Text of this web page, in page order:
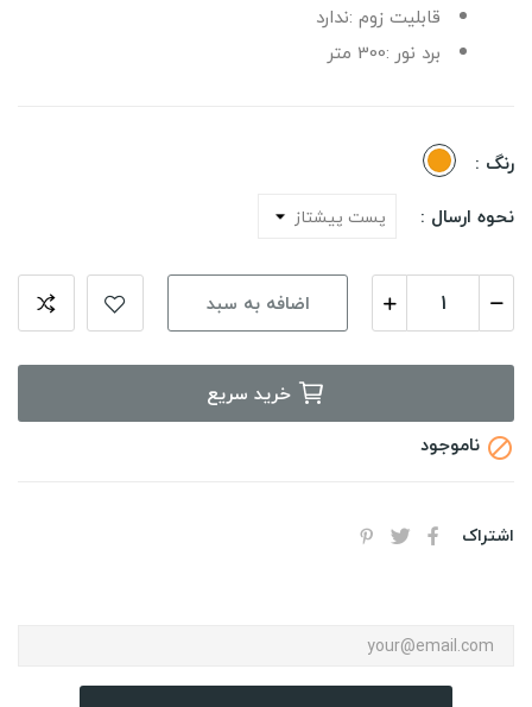
قابلیت زوم :ندارد
برد نور :300 متر
رنگ : نارنجی
نحوه ارسال :
اضافه به سبد
خرید سریع
 ناموجود
اشتراک